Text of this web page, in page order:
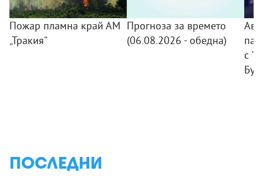
Пожар пламна край АМ
„Тракия“
Прогноза за времето
(06.08.2026 - обедна)
с
ПОСЛЕДНИ